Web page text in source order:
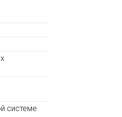
системе